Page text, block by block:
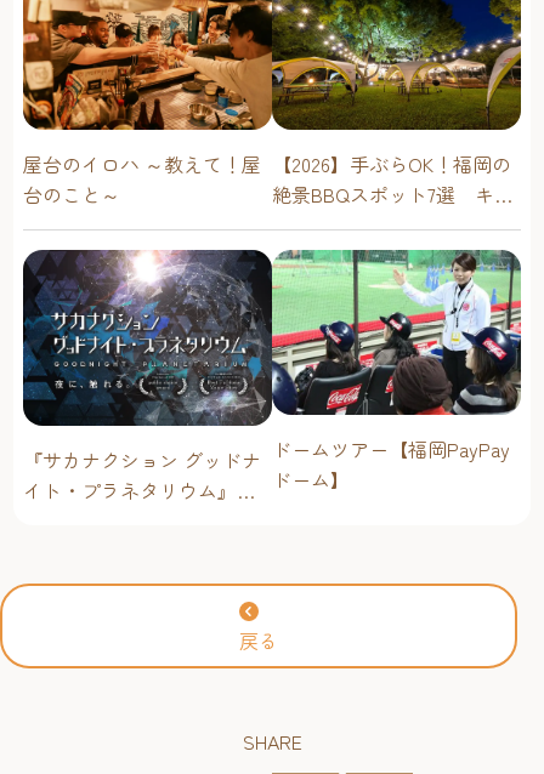
屋台のイロハ ～教えて！屋
台のこと～
【2026】手ぶらOK！福岡の
絶景BBQスポット7選 キャ
ンプ場・海辺・公園で手軽
に楽しむ
『サカナクション グッドナ
イト・プラネタリウム』が
2026年
ドームツアー【福岡PayPay
ドーム】
戻る
SHARE